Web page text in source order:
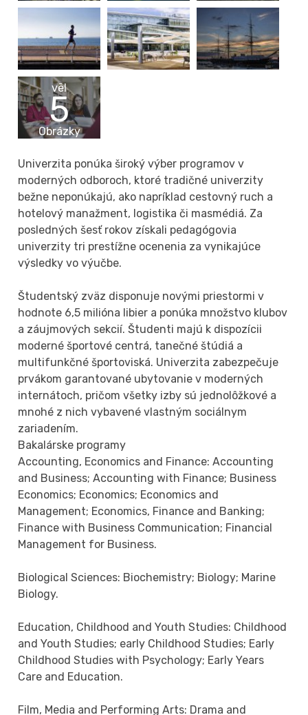
vēl
5
Obrázky
Univerzita ponúka široký výber programov v
moderných odboroch, ktoré tradičné univerzity
bežne neponúkajú, ako napríklad cestovný ruch a
hotelový manažment, logistika či masmédiá. Za
posledných šesť rokov získali pedagógovia
univerzity tri prestížne ocenenia za vynikajúce
výsledky vo výučbe.
Študentský zväz disponuje novými priestormi v
hodnote 6,5 milióna libier a ponúka množstvo klubov
a záujmových sekcií. Študenti majú k dispozícii
moderné športové centrá, tanečné štúdiá a
multifunkčné športoviská. Univerzita zabezpečuje
prvákom garantované ubytovanie v moderných
internátoch, pričom všetky izby sú jednolôžkové a
mnohé z nich vybavené vlastným sociálnym
zariadením.
Bakalárske programy
Accounting, Economics and Finance: Accounting
and Business; Accounting with Finance; Business
Economics; Economics; Economics and
Management; Economics, Finance and Banking;
Finance with Business Communication; Financial
Management for Business.
Biological Sciences: Biochemistry; Biology; Marine
Biology.
Education, Childhood and Youth Studies: Childhood
and Youth Studies; early Childhood Studies; Early
Childhood Studies with Psychology; Early Years
Care and Education.
Film, Media and Performing Arts: Drama and